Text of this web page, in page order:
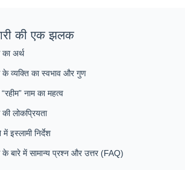
की एक झलक
का अर्थ
के व्यक्ति का स्वभाव और गुण
नाम का महत्व
की लोकप्रियता
इस्लामी निर्देश
के बारे में सामान्य प्रश्न और उत्तर (FAQ)